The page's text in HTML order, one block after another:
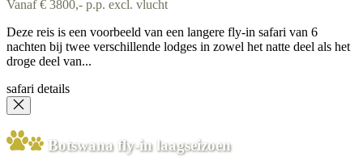
Vanaf € 3800,- p.p. excl. vlucht
Deze reis is een voorbeeld van een langere fly-in safari van 6
nachten bij twee verschillende lodges in zowel het natte deel als het
droge deel van...
safari details
Botswana fly-in laagseizoen